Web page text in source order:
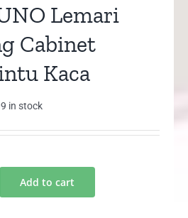
Lemari
Cabinet
Kaca
in stock
Add to cart